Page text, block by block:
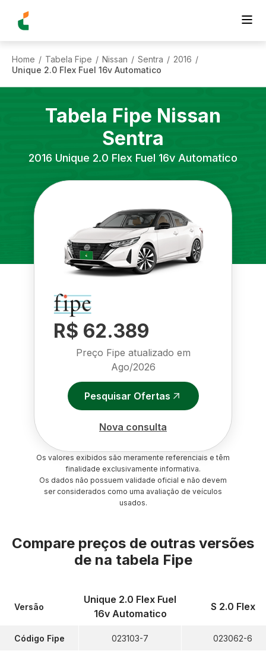
Home / Tabela Fipe / Nissan / Sentra / 2016 /
Unique 2.0 Flex Fuel 16v Automatico
Tabela Fipe Nissan
Sentra
2016 Unique 2.0 Flex Fuel 16v Automatico
R$ 62.389
Preço Fipe atualizado em
Ago/2026
Pesquisar Ofertas
Nova consulta
Os valores exibidos são meramente referenciais e têm
finalidade exclusivamente informativa.
Os dados não possuem validade oficial e não devem
ser considerados como uma avaliação de veículos
usados.
Compare preços de outras versões
de na tabela Fipe
Versão
Código Fipe
Unique 2.0 Flex Fuel
16v Automatico
023103-7
S 2.0 Flex
023062-6